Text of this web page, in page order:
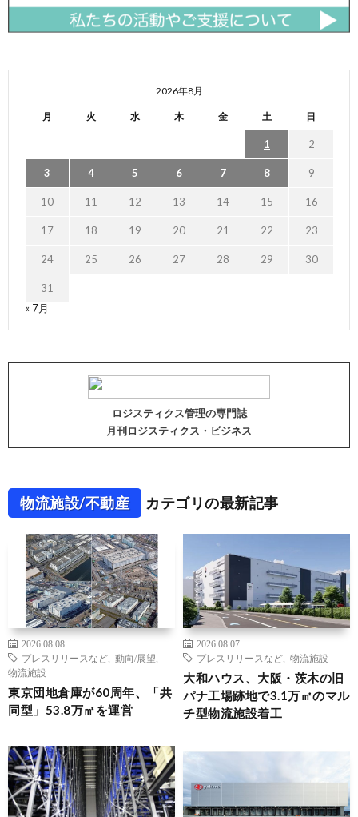
2026年8月
月 火 水 木 金 土 日
1 2
3 4 5 6 7 8 9
10 11 12 13 14 15 16
17 18 19 20 21 22 23
24 25 26 27 28 29 30
31
« 7月
ロジスティクス管理の専門誌
月刊ロジスティクス・ビジネス
物流施設/不動産 カテゴリの最新記事
2026.08.08
プレスリリースなど
動向/展望
物流施設
東京団地倉庫が60周年、「共
同型」53.8万㎡を運営
2026.08.07
プレスリリースなど
物流施設
大和ハウス、大阪・茨木の旧
パナ工場跡地で3.1万㎡のマル
チ型物流施設着工